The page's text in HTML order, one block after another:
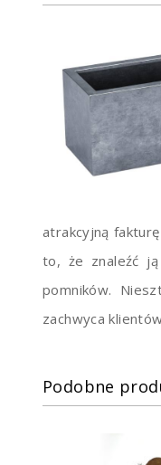
atrakcyjną
to, że znaleźć
pomników.
zachwyca
Podobne